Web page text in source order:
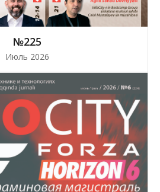
№225
Июль 2026